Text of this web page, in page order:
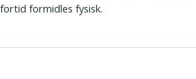
formidles fysisk.